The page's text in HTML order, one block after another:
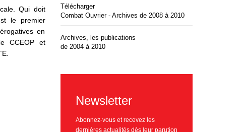
Qui doit
le premier
en
CCEOP et
Télécharger
Combat Ouvrier - Archives de 2008 à 2010
Archives, les publications
de 2004 à 2010
Newsletter
Abonnez-vous et recevez les
dernières actualités dès leur parution